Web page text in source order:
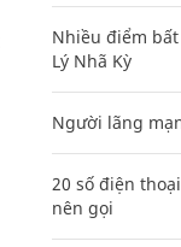
Nhiều điểm
Lý Nhã Kỳ
Người lãng
20 số điện
nên gọi